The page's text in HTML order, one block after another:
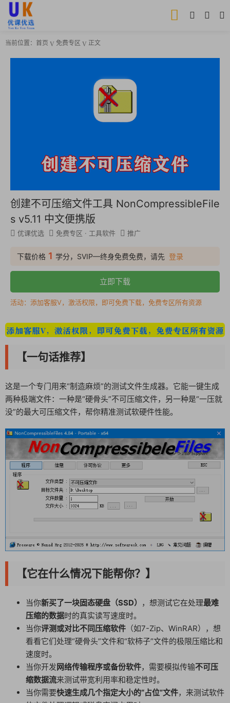
当前位置： 首页 免费专区 正文
创建不可压缩文件工具 NonCompressibleFile
s v5.11 中文便携版
优课优选 免费专区 · 工具软件 推广
下载价格 1 学分，SVIP—终身免费免费，请先 登录
立即下载
活动：添加客服V，激活权限，即可免费下载，免费专区所有资源
【一句话推荐】
这是一个专门用来“制造麻烦”的测试文件生成器。它能一键生成
两种极端文件：一种是“硬骨头”不可压缩文件，另一种是“一压就
没”的最大可压缩文件，帮你精准测试软硬件性能。
【它在什么情况下能帮你？】
当你新买了一块固态硬盘（SSD） ，想测试它在处理最难
压缩的数据时的真实读写速度时。
当你评测或对比不同压缩软件 （如7-Zip、WinRAR），想
看看它们处理“硬骨头”文件和“软柿子”文件的极限压缩比和
速度时。
当你开发网络传输程序或备份软件，需要模拟传输不可压
缩数据流来测试带宽利用率和稳定性时。
当你需要快速生成几个指定大小的“占位”文件，来测试软件